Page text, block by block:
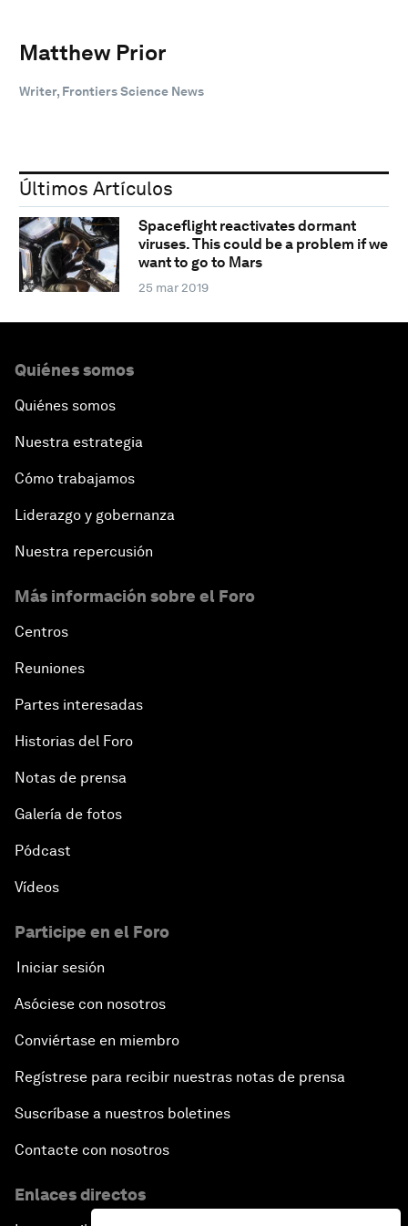
Matthew Prior
Writer, Frontiers Science News
Últimos Artículos
Spaceflight reactivates dormant
viruses. This could be a problem if we
want to go to Mars
25 mar 2019
Quiénes somos
Quiénes somos
Nuestra estrategia
Cómo trabajamos
Liderazgo y gobernanza
Nuestra repercusión
Más información sobre el Foro
Centros
Reuniones
Partes interesadas
Historias del Foro
Notas de prensa
Galería de fotos
Pódcast
Vídeos
Participe en el Foro
Iniciar sesión
Asóciese con nosotros
Conviértase en miembro
Regístrese para recibir nuestras notas de prensa
Suscríbase a nuestros boletines
Contacte con nosotros
Enlaces directos